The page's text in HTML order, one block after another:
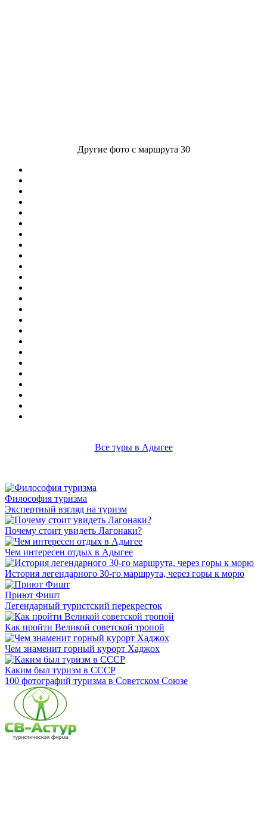
Другие фото с маршрута 30
Все туры в Адыгее
Философия туризма
Экспертный взгляд на туризм
Почему стоит увидеть Лагонаки?
Чем интересен отдых в Адыгее
История легендарного 30-го маршрута, через горы к морю
Приют Фишт
Легендарный туристский перекресток
Как пройти Великой советской тропой
Чем знаменит горный курорт Хаджох
Каким был туризм в СССР
100 фотографий туризма в Советском Союзе